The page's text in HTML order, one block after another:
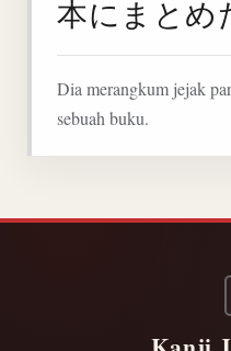
本にまとめ
Dia merangkum jejak
sebuah buku.